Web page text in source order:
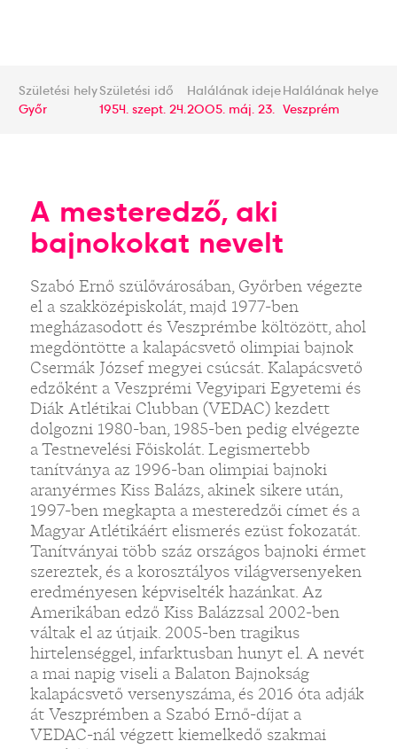
Születési hely
Győr
Születési idő
1954. szept. 24.
Halálának ideje
2005. máj. 23.
Halálának helye
Veszprém
A mesteredző, aki
bajnokokat nevelt
Szabó Ernő szülővárosában, Győrben végezte
el a szakközépiskolát, majd 1977-ben
megházasodott és Veszprémbe költözött, ahol
megdöntötte a kalapácsvető olimpiai bajnok
Csermák József megyei csúcsát. Kalapácsvető
edzőként a Veszprémi Vegyipari Egyetemi és
Diák Atlétikai Clubban (VEDAC) kezdett
dolgozni 1980-ban, 1985-ben pedig elvégezte
a Testnevelési Főiskolát. Legismertebb
tanítványa az 1996-ban olimpiai bajnoki
aranyérmes Kiss Balázs, akinek sikere után,
1997-ben megkapta a mesteredzői címet és a
Magyar Atlétikáért elismerés ezüst fokozatát.
Tanítványai több száz országos bajnoki érmet
szereztek, és a korosztályos világversenyeken
eredményesen képviselték hazánkat. Az
Amerikában edző Kiss Balázzsal 2002-ben
váltak el az útjaik. 2005-ben tragikus
hirtelenséggel, infarktusban hunyt el. A nevét
a mai napig viseli a Balaton Bajnokság
kalapácsvető versenyszáma, és 2016 óta adják
át Veszprémben a Szabó Ernő-díjat a
VEDAC-nál végzett kiemelkedő szakmai